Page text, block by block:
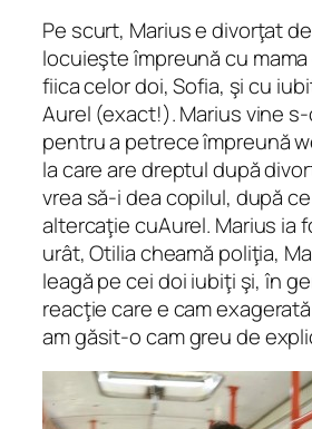
Pe scurt, Marius e divorţat
locuieşte împreună cu
fiica celor doi, Sofia, şi cu
Aurel (exact!). Marius vine
pentru a petrece împreună
la care are dreptul după
vrea să-i dea copilul, după
altercaţie cuAurel. Marius ia
urât, Otilia cheamă poliţia,
leagă pe cei doi iubiţi şi, în
reacţie care e cam
am găsit-o cam greu de